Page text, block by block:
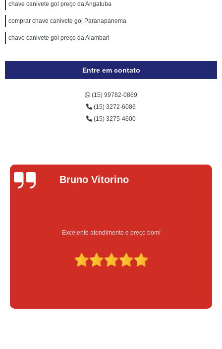
chave canivete gol preço da Angatuba
comprar chave canivete gol Paranapanema
chave canivete gol preço da Alambari
Entre em contato
(15) 99782-0869
(15) 3272-6086
(15) 3275-4600
Lucas Donadel
Serviço feito na hora e de qualidade